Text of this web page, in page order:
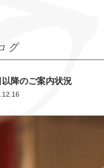
以降のご案内状況